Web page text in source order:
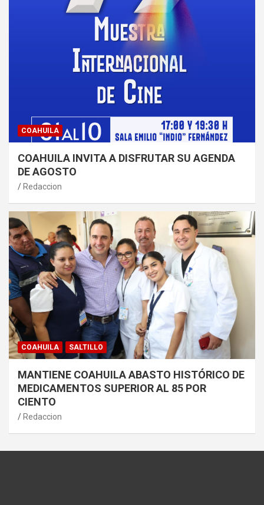
COAHUILA
COAHUILA INVITA A DISFRUTAR SU AGENDA
DE AGOSTO
Redaccion
COAHUILA SALTILLO
MANTIENE COAHUILA ABASTO HISTÓRICO DE
MEDICAMENTOS SUPERIOR AL 85 POR
CIENTO
Redaccion